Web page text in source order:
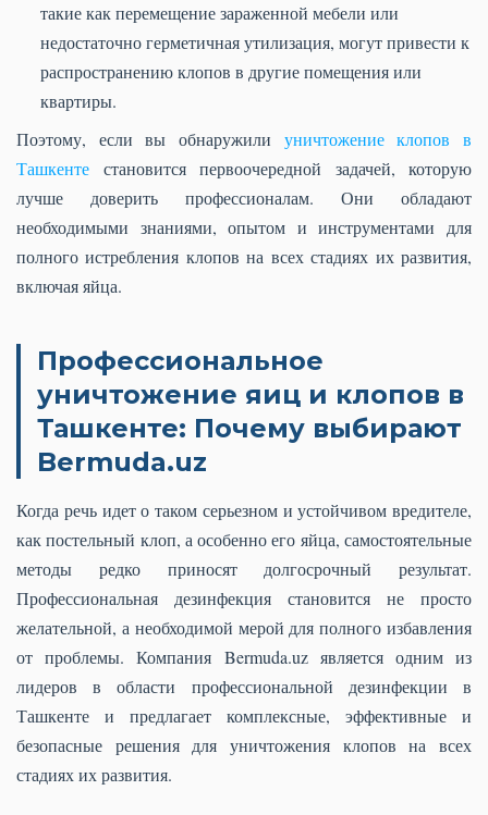
такие как перемещение зараженной мебели или
недостаточно герметичная утилизация, могут привести к
распространению клопов в другие помещения или
квартиры.
Поэтому, если вы обнаружили уничтожение клопов в
Ташкенте становится первоочередной задачей, которую
лучше доверить профессионалам. Они обладают
необходимыми знаниями, опытом и инструментами для
полного истребления клопов на всех стадиях их развития,
включая яйца.
Профессиональное
уничтожение яиц и клопов в
Ташкенте: Почему выбирают
Bermuda.uz
Когда речь идет о таком серьезном и устойчивом вредителе,
как постельный клоп, а особенно его яйца, самостоятельные
методы редко приносят долгосрочный результат.
Профессиональная дезинфекция становится не просто
желательной, а необходимой мерой для полного избавления
от проблемы. Компания Bermuda.uz является одним из
лидеров в области профессиональной дезинфекции в
Ташкенте и предлагает комплексные, эффективные и
безопасные решения для уничтожения клопов на всех
стадиях их развития.